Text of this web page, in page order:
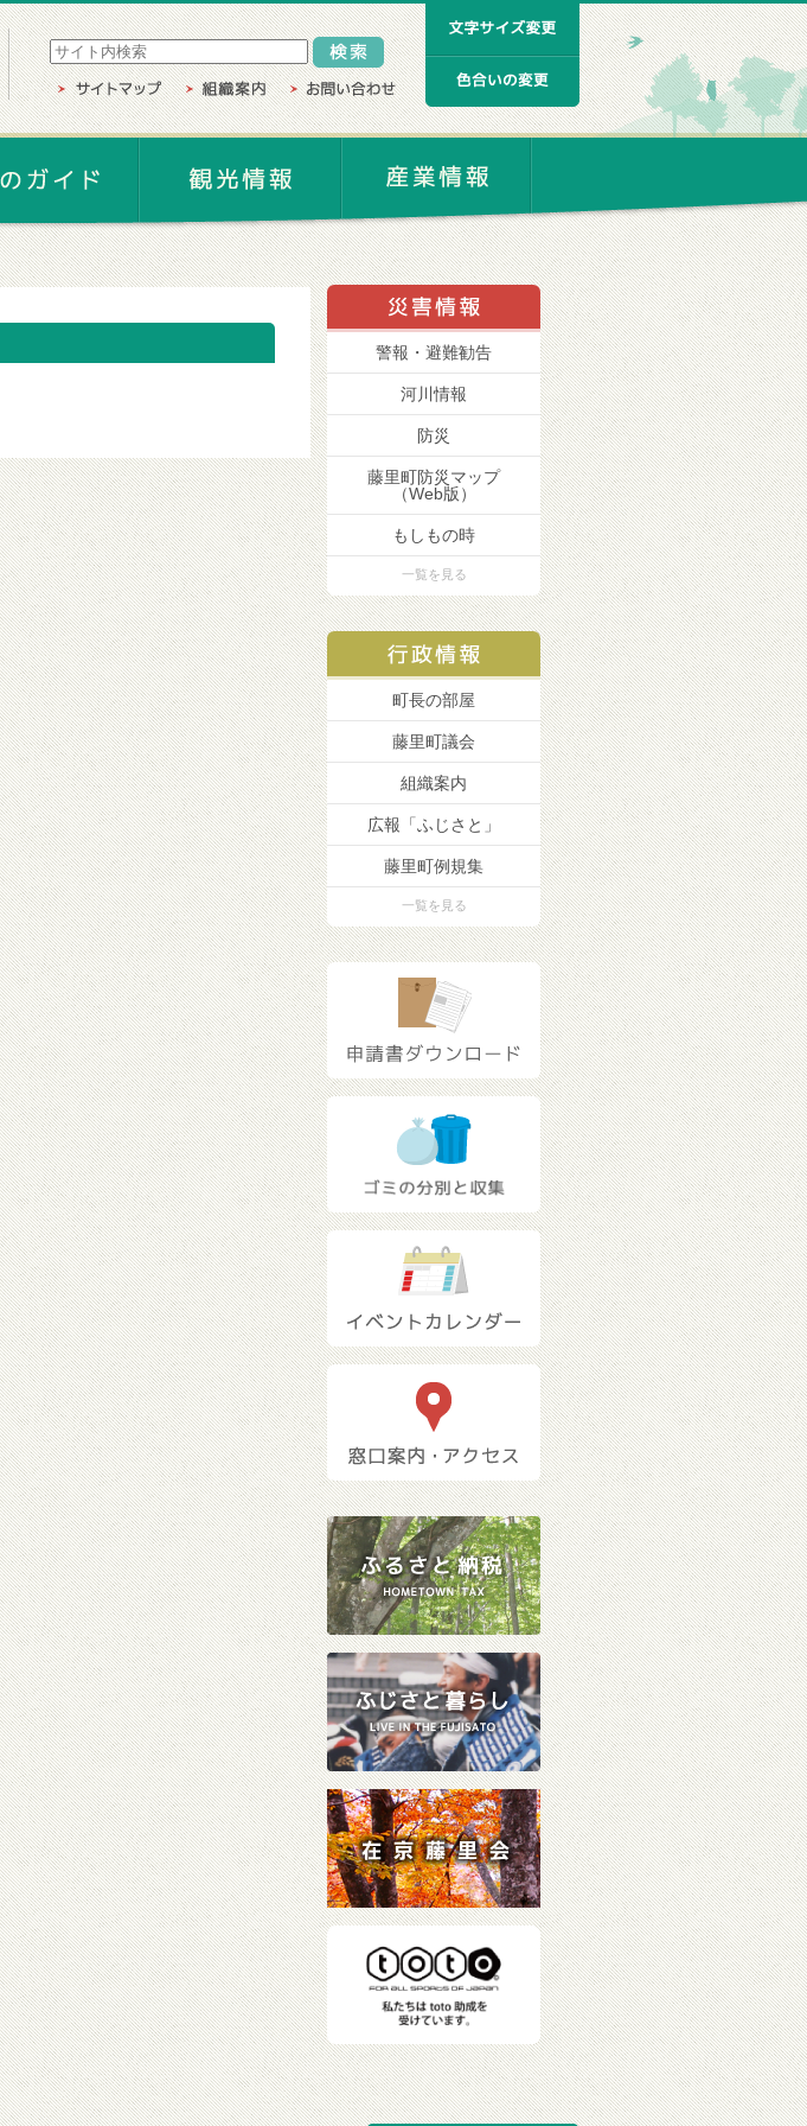
警報・避難勧告
河川情報
防災
藤里町防災マップ
（Web版）
もしもの時
一覧を見る
町長の部屋
藤里町議会
組織案内
広報「ふじさと」
藤里町例規集
一覧を見る